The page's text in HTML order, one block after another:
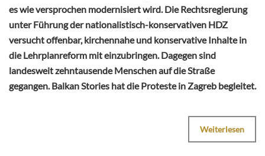
es wie versprochen modernisiert wird. Die Rechtsregierung
unter Führung der nationalistisch-konservativen HDZ
versucht offenbar, kirchennahe und konservative Inhalte in
die Lehrplanreform mit einzubringen. Dagegen sind
landesweit zehntausende Menschen auf die Straße
gegangen. Balkan Stories hat die Proteste in Zagreb begleitet.
Weiterlesen